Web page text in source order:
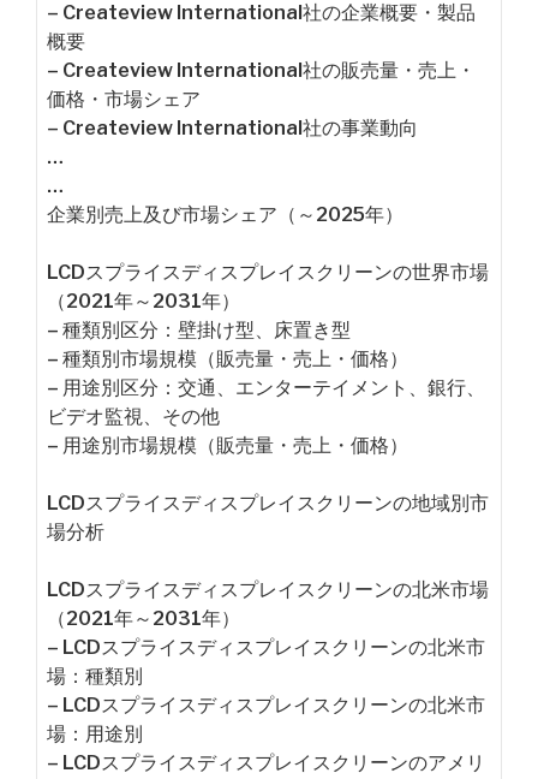
– Createview International社の企業概要・製品
概要
– Createview International社の販売量・売上・
価格・市場シェア
– Createview International社の事業動向
…
…
企業別売上及び市場シェア（～2025年）
LCDスプライスディスプレイスクリーンの世界市場
（2021年～2031年）
– 種類別区分：壁掛け型、床置き型
– 種類別市場規模（販売量・売上・価格）
– 用途別区分：交通、エンターテイメント、銀行、
ビデオ監視、その他
– 用途別市場規模（販売量・売上・価格）
LCDスプライスディスプレイスクリーンの地域別市
場分析
LCDスプライスディスプレイスクリーンの北米市場
（2021年～2031年）
– LCDスプライスディスプレイスクリーンの北米市
場：種類別
– LCDスプライスディスプレイスクリーンの北米市
場：用途別
– LCDスプライスディスプレイスクリーンのアメリ